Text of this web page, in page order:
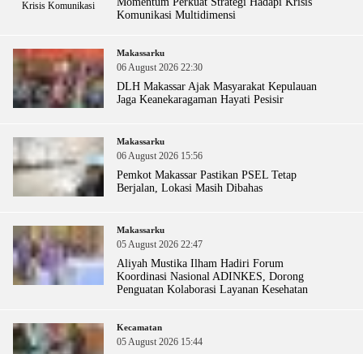
Komunikasi Multidimensi
Makassarku
06 August 2026 22:30
DLH Makassar Ajak Masyarakat Kepulauan
Jaga Keanekaragaman Hayati Pesisir
Makassarku
06 August 2026 15:56
Pemkot Makassar Pastikan PSEL Tetap
Berjalan, Lokasi Masih Dibahas
Makassarku
05 August 2026 22:47
Aliyah Mustika Ilham Hadiri Forum
Koordinasi Nasional ADINKES, Dorong
Penguatan Kolaborasi Layanan Kesehatan
Kecamatan
05 August 2026 15:44